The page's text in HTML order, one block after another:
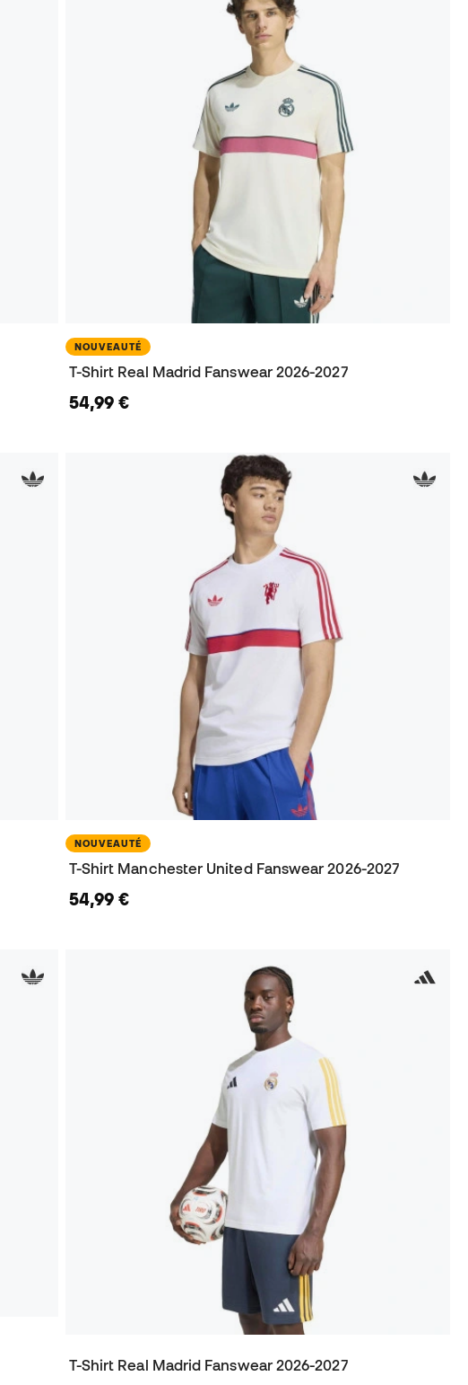
NOUVEAUTÉ
T-Shirt Real Madrid Fanswear 2026-2027
54,99 €
NOUVEAUTÉ
T-Shirt Manchester United Fanswear 2026-2027
54,99 €
T-Shirt Real Madrid Fanswear 2026-2027